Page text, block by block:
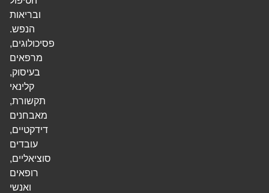
ובריאות
הנפש.
פסיכולוגים,
מרפאים
בעיסוק,
קלינאי
תקשורת,
מאבחנים
דידקטיים,
עובדים
סוציאליים,
רופאים
ואנשי